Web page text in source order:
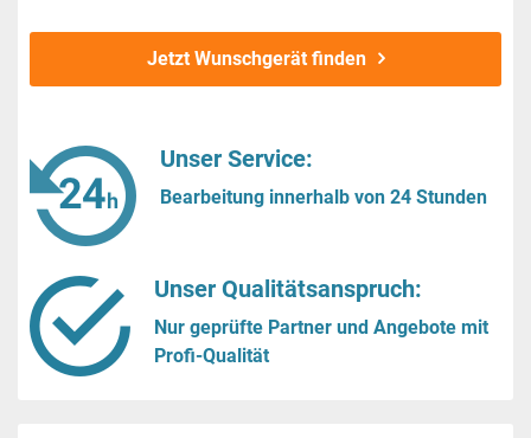
Jetzt Wunschgerät finden
Unser Service:
Bearbeitung innerhalb von 24 Stunden
Unser Qualitätsanspruch:
Nur geprüfte Partner und Angebote mit
Profi-Qualität